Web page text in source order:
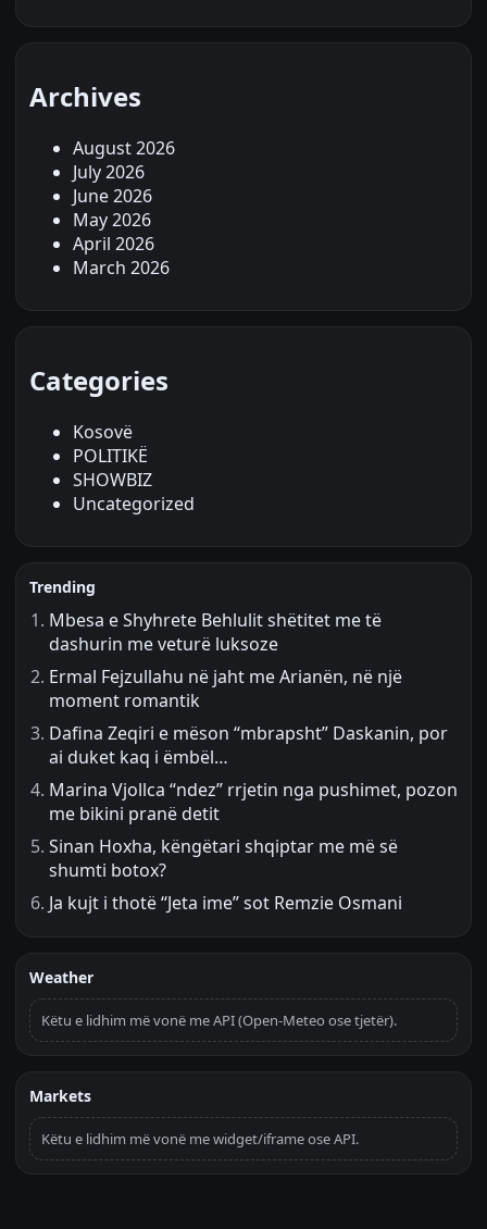
Archives
August 2026
July 2026
June 2026
May 2026
April 2026
March 2026
Categories
Kosovë
POLITIKË
SHOWBIZ
Uncategorized
Trending
Mbesa e Shyhrete Behlulit shëtitet me të
dashurin me veturë luksoze
Ermal Fejzullahu në jaht me Arianën, në një
moment romantik
Dafina Zeqiri e mëson “mbrapsht” Daskanin, por
ai duket kaq i ëmbël…
Marina Vjollca “ndez” rrjetin nga pushimet, pozon
me bikini pranë detit
Sinan Hoxha, këngëtari shqiptar me më së
shumti botox?
Ja kujt i thotë “Jeta ime” sot Remzie Osmani
Weather
Këtu e lidhim më vonë me API (Open-Meteo ose tjetër).
Markets
Këtu e lidhim më vonë me widget/iframe ose API.